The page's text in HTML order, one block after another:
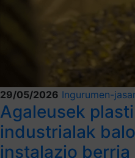
29/05/2026 Ingurumen-
Agaleusek
industrialak
instalazio